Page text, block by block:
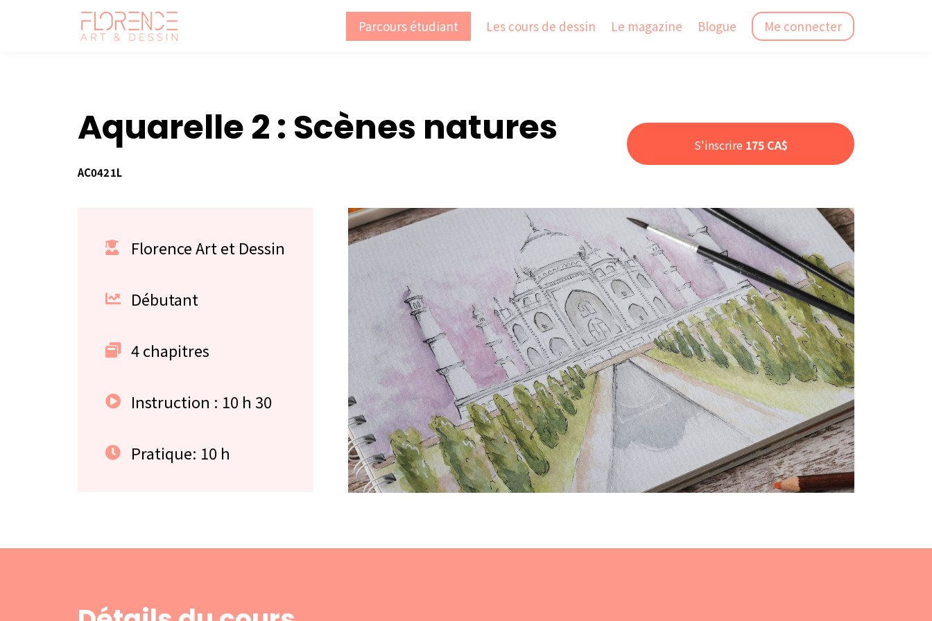
Parcours étudiant Les cours de dessin Le magazine Blogue Me connecter
Aquarelle 2 : Scènes natures
AC0421L
S'inscrire 175 CA$
Florence Art et Dessin
Débutant
4 chapitres
Instruction : 10 h 30
Pratique: 10 h